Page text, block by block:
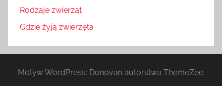
Rodzaje zwierząt
Gdzie żyją zwierzęta
Motyw WordPress: Donovan autorstwa ThemeZee.